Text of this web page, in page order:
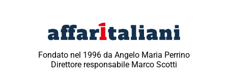
Fondato nel 1996 da Angelo Maria Perrino
Direttore responsabile Marco Scotti